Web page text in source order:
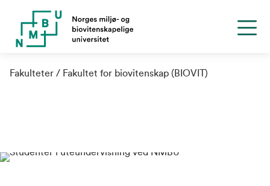
Fakulteter Fakultet for biovitenskap (BIOVIT)